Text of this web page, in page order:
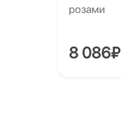
розами
8 086₽